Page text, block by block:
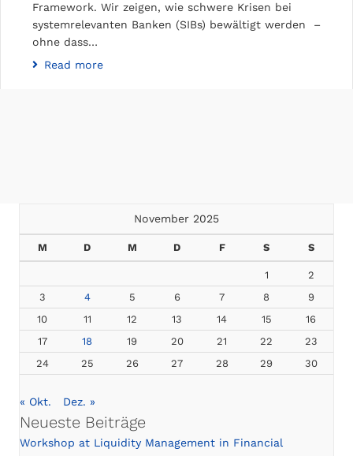
Framework. Wir zeigen, wie schwere Krisen bei
systemrelevanten Banken (SIBs) bewältigt werden –
ohne dass…
Read more
November 2025
M D M D F S S
1
2
3
4 5 6 7 8
9
10
11 12 13 14 15
16
17
18 19 20 21 22
23
24
25 26 27 28 29 30
« Okt. Dez. »
Neueste Beiträge
Workshop at Liquidity Management in Financial